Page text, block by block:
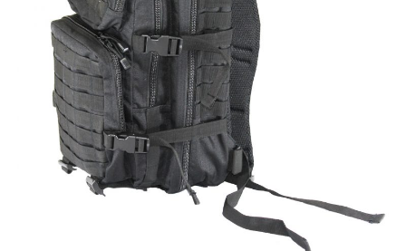
ウェア類
バッグ類
装具類
カートを見る